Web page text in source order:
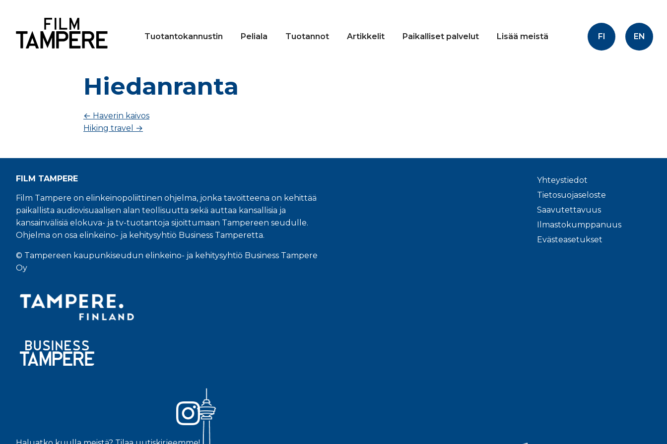
Tuotantokannustin Peliala Tuotannot Artikkelit Paikalliset palvelut Lisää meistä FI EN
Hiedanranta
← Haverin kaivos
Hiking travel
→
FILM TAMPERE
Film Tampere on elinkeinopoliittinen ohjelma, jonka tavoitteena on kehittää
paikallista audiovisuaalisen alan teollisuutta sekä auttaa kansallisia ja
kansainvälisiä elokuva- ja tv-tuotantoja sijoittumaan Tampereen seudulle.
Ohjelma on osa elinkeino- ja kehitysyhtiö Business Tamperetta.
© Tampereen kaupunkiseudun elinkeino- ja kehitysyhtiö Business Tampere
Oy
Yhteystiedot
Tietosuojaseloste
Saavutettavuus
Ilmastokumppanuus
Evästeasetukset